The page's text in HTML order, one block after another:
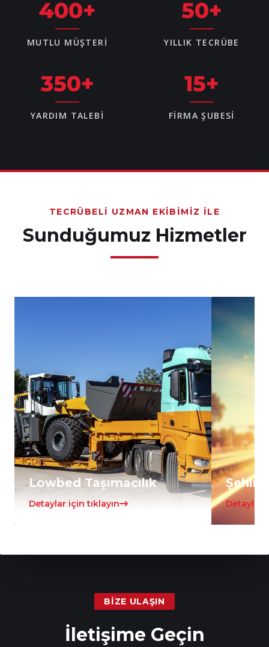
400+
MUTLU MÜŞTERI
50+
YILLIK TECRÜBE
350+
YARDIM TALEBI
15+
FIRMA ŞUBESI
TECRÜBELI UZMAN EKIBIMIZ İLE
Sunduğumuz Hizmetler
Lowbed Taşımacılık
Detaylar için tıklayın Detaylar
BIZE ULAŞIN
İletişime Geçin